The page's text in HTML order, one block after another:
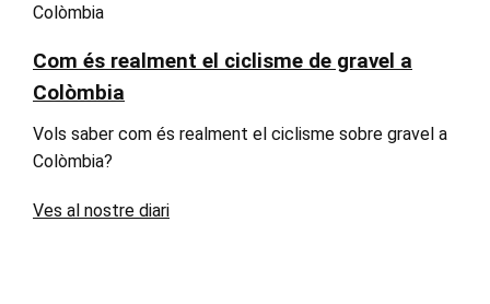
Colòmbia
Com és realment el ciclisme de gravel a
Colòmbia
Vols saber com és realment el ciclisme sobre gravel a
Colòmbia?
Ves al nostre diari